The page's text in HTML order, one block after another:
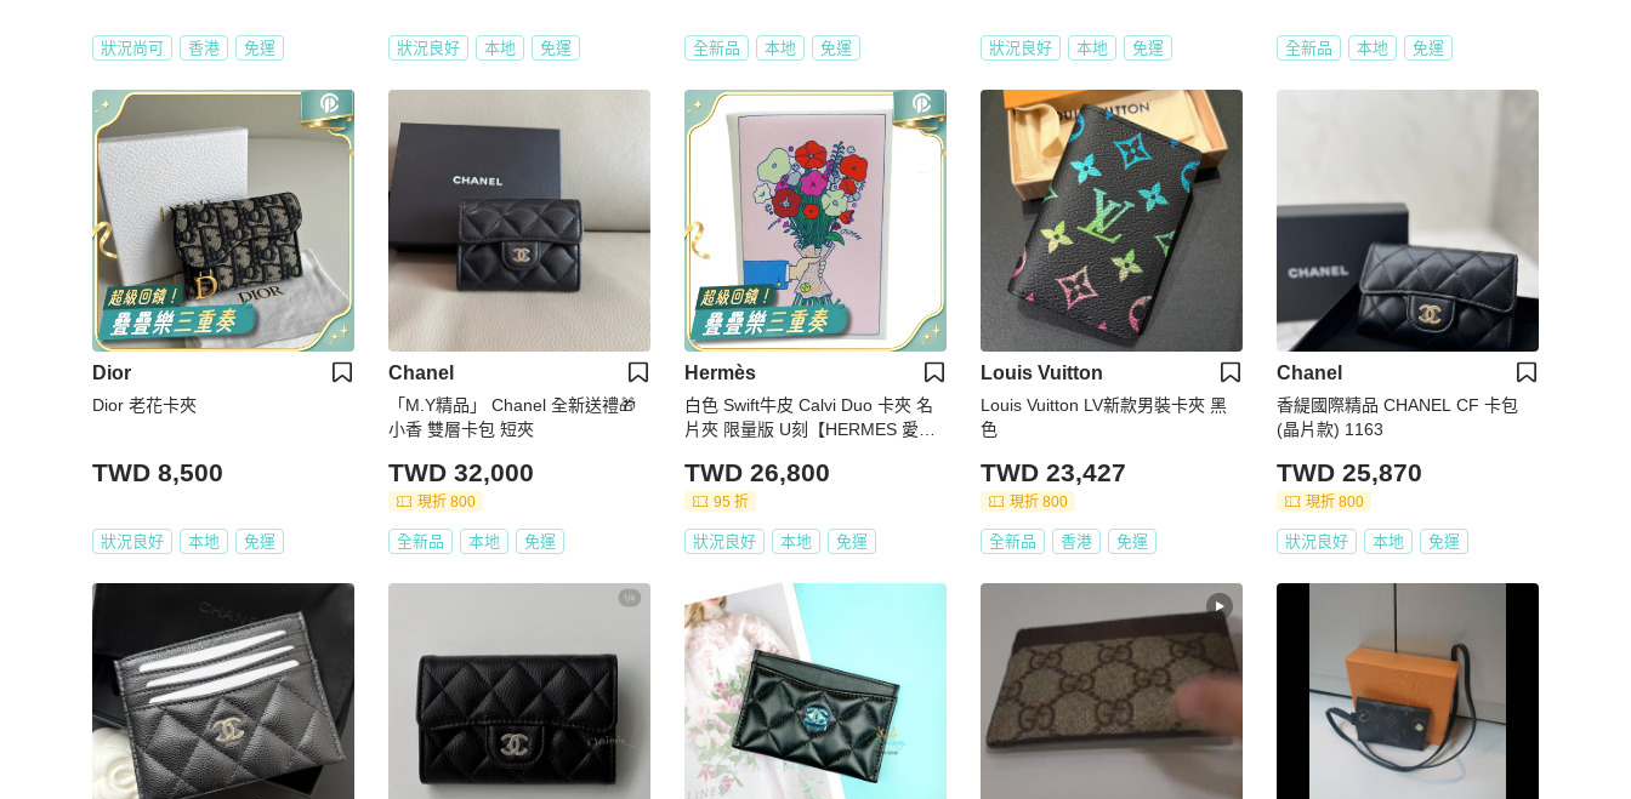
狀況尚可 香港 免運 狀況良好 本地 免運 全新品 本地 免運 狀況良好 本地 免運 全新品 本地 免運
Dior
Dior 老花卡夾
TWD 8,500
狀況良好 本地 免運
Chanel
「M.Y精品」 Chanel 全新送禮🎁
小香 雙層卡包 短夾
TWD 32,000
現折 800
全新品 本地 免運
Hermès
白色 Swift牛皮 Calvi Duo 卡夾 名
片夾 限量版 U刻【HERMES 愛馬
TWD 26,800
95 折
狀況良好 本地 免運
Louis Vuitton
Louis Vuitton LV新款男裝卡夾 黑
色
TWD 23,427
現折 800
全新品 香港 免運
Chanel
香緹國際精品 CHANEL CF 卡包
(晶片款) 1163
TWD 25,870
現折 800
狀況良好 本地 免運